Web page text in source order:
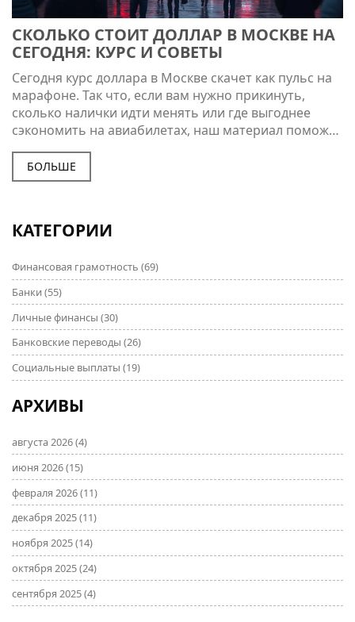
СКОЛЬКО СТОИТ ДОЛЛАР В МОСКВЕ НА
СЕГОДНЯ: КУРС И СОВЕТЫ
Сегодня курс доллара в Москве скачет как пульс на
марафоне. Так что, если вам нужно прикинуть,
сколько налички идти менять или где выгоднее
сэкономить на авиабилетах, наш материал поможет
вам сориентироваться в динамике курса и
поделится полезными лайфхаками. Поговорим о
том, что стоит учитывать в динамике движения
условиях.
БОЛЬШЕ
КАТЕГОРИИ
Финансовая грамотность (69)
Банки (55)
Личные финансы (30)
Банковские переводы (26)
Социальные выплаты (19)
АРХИВЫ
августа 2026(4)
июня 2026(15)
февраля 2026(11)
декабря 2025(11)
ноября 2025(14)
октября 2025(24)
сентября 2025(4)